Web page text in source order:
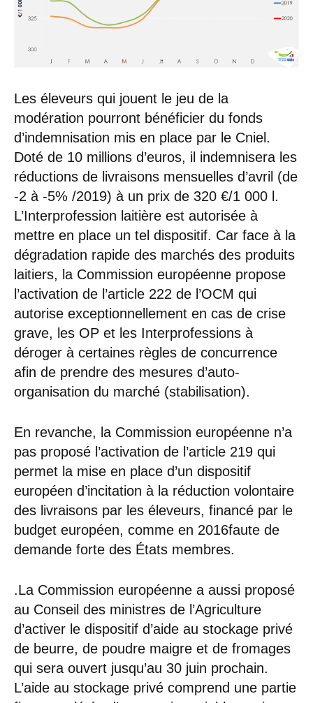
Les éleveurs qui jouent le jeu de la
modération pourront bénéficier du fonds
d’indemnisation mis en place par le Cniel.
Doté de 10 millions d’euros, il indemnisera les
réductions de livraisons mensuelles d’avril (de
-2 à -5% /2019) à un prix de 320 €/1 000 l.
L’Interprofession laitière est autorisée à
mettre en place un tel dispositif. Car face à la
dégradation rapide des marchés des produits
laitiers, la Commission européenne propose
l’activation de l’article 222 de l’OCM qui
autorise exceptionnellement en cas de crise
grave, les OP et les Interprofessions à
déroger à certaines règles de concurrence
afin de prendre des mesures d’auto-
organisation du marché (stabilisation).
En revanche, la Commission européenne n’a
pas proposé l’activation de l’article 219 qui
permet la mise en place d’un dispositif
européen d’incitation à la réduction volontaire
des livraisons par les éleveurs, financé par le
budget européen, comme en 2016faute de
demande forte des États membres.
.La Commission européenne a aussi proposé
au Conseil des ministres de l’Agriculture
d’activer le dispositif d’aide au stockage privé
de beurre, de poudre maigre et de fromages
qui sera ouvert jusqu’au 30 juin prochain.
L’aide au stockage privé comprend une partie